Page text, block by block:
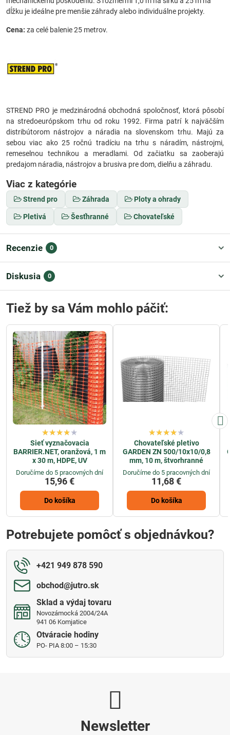
dĺžku je ideálne pre menšie záhrady alebo individuálne projekty.
Cena: za celé balenie 25 metrov.
STREND PRO je medzinárodná obchodná spoločnosť, ktorá pôsobí
na stredoeurópskom trhu od roku 1992. Firma patrí k najväčším
distribútorom nástrojov a náradia na slovenskom trhu. Majú za
sebou viac ako 25 ročnú tradíciu na trhu s náradím, nástrojmi,
remeselnou technikou a meradlami. Od začiatku sa zaoberajú
predajom náradia, nástrojov a brusiva pre dom, dielňu a záhradu.
Viac z kategórie
Strend pro Záhrada Ploty a ohrady
Pletivá Šesťhranné Chovateľské
Recenzie 0
Diskusia 0
Tiež by sa Vám mohlo páčiť:
Sieť vyznačovacia
BARRIER.NET, oranžová, 1 m
x 30 m, HDPE, UV
Doručíme do 5 pracovných dní
15,96 €
Do košíka
Chovateľské pletivo
GARDEN ZN 500/10x10/0,8
mm, 10 m, štvorhranné
Doručíme do 5 pracovných dní
11,68 €
Do košíka
Potrebujete pomôcť s objednávkou?
+421 949 878 590
obchod​@jutro​.sk
Sklad a výdaj tovaru
Novozámocká 2004/24A
941 06 Komjatice
Otváracie hodiny
PO- PIA 8:00 – 15:30
Newsletter